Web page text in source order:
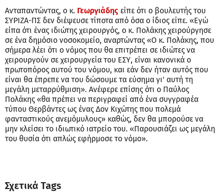
Ανταπαντώντας, ο κ. Γεωργιάδης είπε ότι ο βουλευτής του
ΣΥΡΙΖΑ-ΠΣ δεν διέψευσε τίποτα από όσα ο ίδιος είπε. «Εγώ
είπα ότι ένας ιδιώτης χειρουργός, ο κ. Πολάκης χειρούργησε
σε ένα δημόσιο νοσοκομείο, αναρτώντας «Ο κ. Πολάκης, που
σήμερα λέει ότι ο νόμος που θα επιτρέπει σε ιδιώτες να
χειρουργούν σε χειρουργεία του ΕΣΥ, είναι κανονικά ο
πρωτοπόρος αυτού του νόμου, και εάν δεν ήταν αυτός που
είναι θα έπρεπε να του δώσουμε τα εύσημα γι' αυτή τη
μεγάλη μεταρρύθμιση». Ανέφερε επίσης ότι ο Παύλος
Πολάκης «θα πρέπει να περιγραφεί από ένα συγγραφέα
τύπου Θερβάντες ως ένας Δον Κιχώτης που πολεμά
φανταστικούς ανεμόμυλους» καθώς, δεν θα μπορούσε να
μην κλείσει το ιδιωτικό ιατρείο του. «Παρουσιάζει ως μεγάλη
του θυσία ότι απλώς εφήρμοσε το νόμο».
Σχετικά Tags